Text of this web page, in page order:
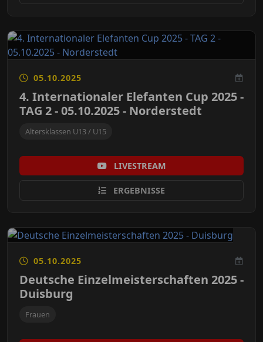
05.10.2025
4. Internationaler Elefanten Cup 2025 -
TAG 2 - 05.10.2025 - Norderstedt
Altersklassen U13 / U15
LIVESTREAM
ERGEBNISSE
05.10.2025
Deutsche Einzelmeisterschaften 2025 -
Duisburg
Frauen